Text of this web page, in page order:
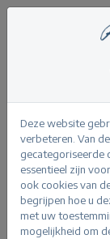
Terug
Tessy
Deze website
verbeteren. Van
gecategoriseerde
essentieel zijn
ook cookies van
begrijpen hoe u
met uw
mogelijkheid om